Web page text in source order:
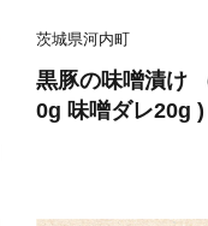
茨城県河内町
黒豚の味噌漬け
0g 味噌ダレ20g
《30日以内に出
く)》茨城県 河